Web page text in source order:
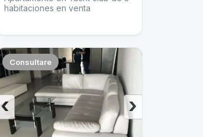
habitaciones en venta
Consultare
›
‹